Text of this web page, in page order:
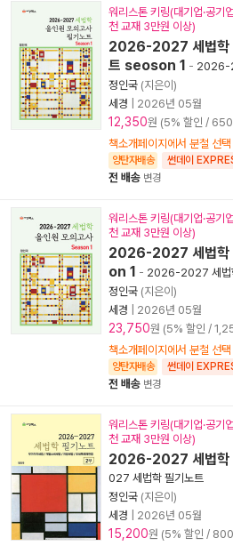
워리스톤 키링(대기업·공기
천 교재 3만원 이상)
2026-2027 세법학
트 seoson 1 - 2026-
정인국 (지은이)
세경
2026년 05월
12,350원 (5% 할인 /
책소개페이지에서 분철 선
양탄자배송 썬데이
전 배송 변경
워리스톤 키링(대기업·공기
천 교재 3만원 이상)
2026-2027 세법학
on 1 - 2026-2027 세법
정인국 (지은이)
세경
2026년 05월
23,750원 (5% 할인 /
책소개페이지에서 분철 선
양탄자배송 썬데이
전 배송 변경
워리스톤 키링(대기업·공기
천 교재 3만원 이상)
2026-2027 세법학
027 세법학 필기노트
정인국 (지은이)
세경
2026년 05월
15,200원 (5% 할인 /